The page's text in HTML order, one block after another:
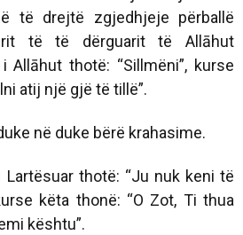
të drejtë zgjedhjeje përballë
të të dërguarit të Allāhut
Allāhut thotë: “Sillmëni”, kurse
atij një gjë të tillë”.
në duke bërë krahasime.
Lartësuar thotë: “Ju nuk keni të
këta thonë: “O Zot, Ti thua
kështu”.